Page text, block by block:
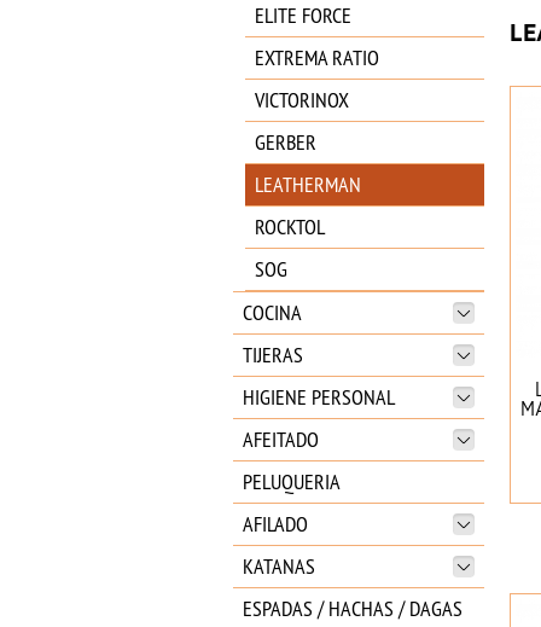
ELITE FORCE
EXTREMA RATIO
VICTORINOX
GERBER
LEATHERMAN
ROCKTOL
SOG
COCINA
TIJERAS
HIGIENE PERSONAL
AFEITADO
PELUQUERIA
AFILADO
KATANAS
ESPADAS / HACHAS / DAGAS